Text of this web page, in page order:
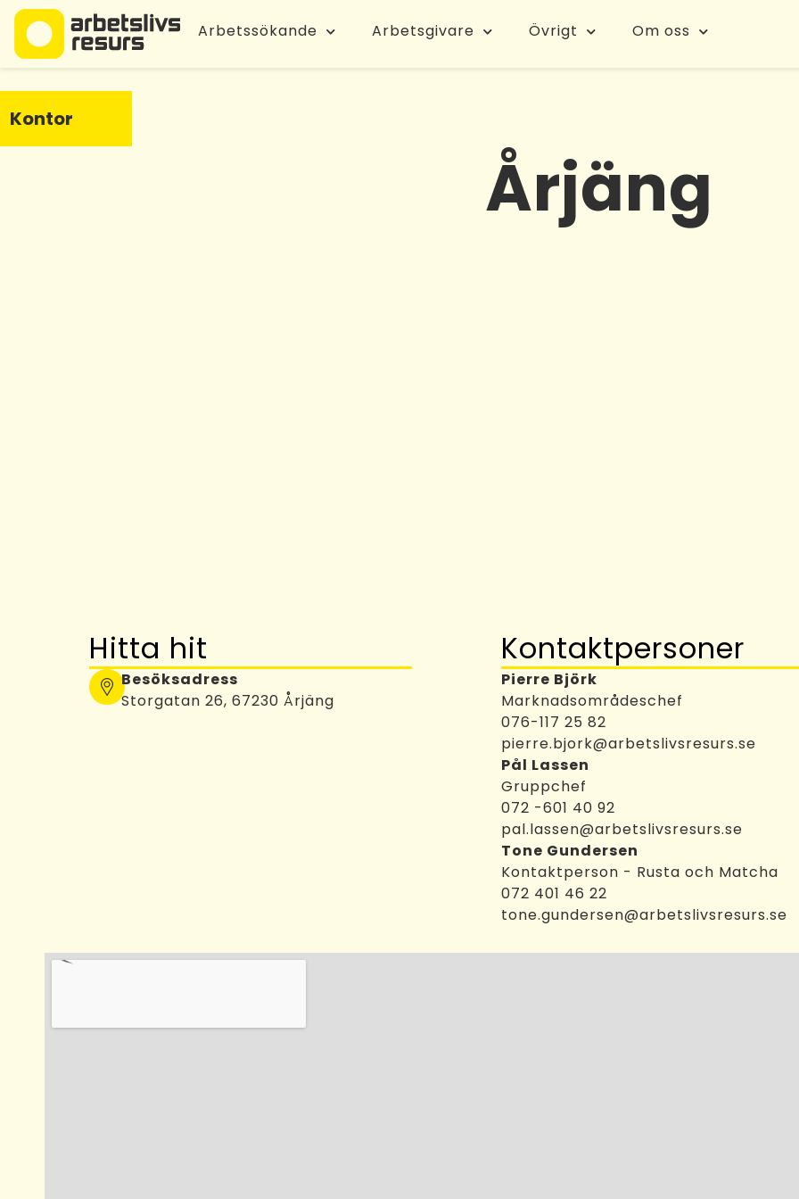
Arbetssökande Arbetsgivare Övrigt Om oss
Kontor
Årjäng
Hitta hit
Besöksadress
Storgatan 26, 67230 Årjäng
Kontaktpersoner
Pierre Björk
Marknadsområdeschef
076-117 25 82
pierre.bjork@arbetslivsresurs.se
Pål Lassen
Gruppchef
072 -601 40 92
pal.lassen@arbetslivsresurs.se
Tone Gundersen
Kontaktperson - Rusta och Matcha
072 401 46 22
tone.gundersen@arbetslivsresurs.se